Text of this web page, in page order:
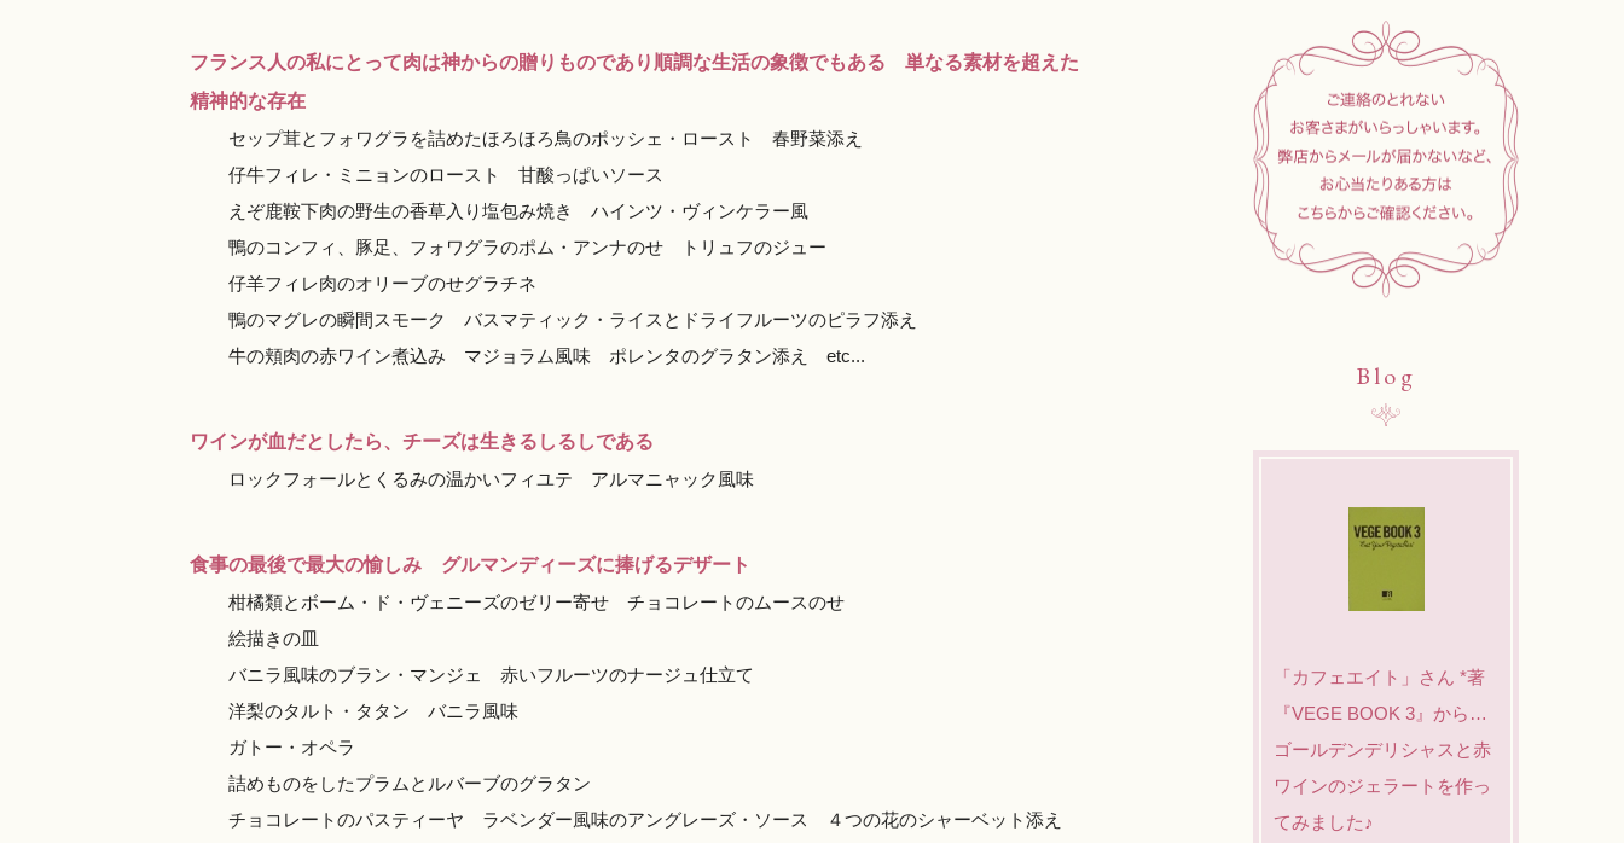
フランス人の私にとって肉は神からの贈りものであり順調な生活の象徴でもある 単なる素材を超えた
精神的な存在
セップ茸とフォワグラを詰めたほろほろ鳥のポッシェ・ロースト 春野菜添え
仔牛フィレ・ミニョンのロースト 甘酸っぱいソース
えぞ鹿鞍下肉の野生の香草入り塩包み焼き ハインツ・ヴィンケラー風
鴨のコンフィ、豚足、フォワグラのポム・アンナのせ トリュフのジュー
仔羊フィレ肉のオリーブのせグラチネ
鴨のマグレの瞬間スモーク バスマティック・ライスとドライフルーツのピラフ添え
牛の頬肉の赤ワイン煮込み マジョラム風味 ポレンタのグラタン添え etc...
ワインが血だとしたら、チーズは生きるしるしである
ロックフォールとくるみの温かいフィユテ アルマニャック風味
食事の最後で最大の愉しみ グルマンディーズに捧げるデザート
柑橘類とボーム・ド・ヴェニーズのゼリー寄せ チョコレートのムースのせ
絵描きの皿
バニラ風味のブラン・マンジェ 赤いフルーツのナージュ仕立て
洋梨のタルト・タタン バニラ風味
ガトー・オペラ
詰めものをしたプラムとルバーブのグラタン
チョコレートのパスティーヤ ラベンダー風味のアングレーズ・ソース ４つの花のシャーベット添え
Blog
「カフェエイト」さん *著
『VEGE BOOK 3』から…
ゴールデンデリシャスと赤
ワインのジェラートを作っ
てみました♪